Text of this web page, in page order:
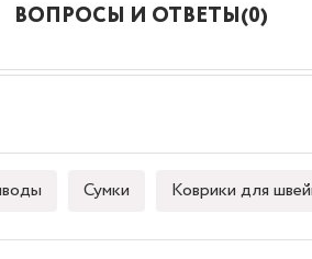
ВОПРОСЫ И ОТВЕТЫ(0)
Сумки Коврики для